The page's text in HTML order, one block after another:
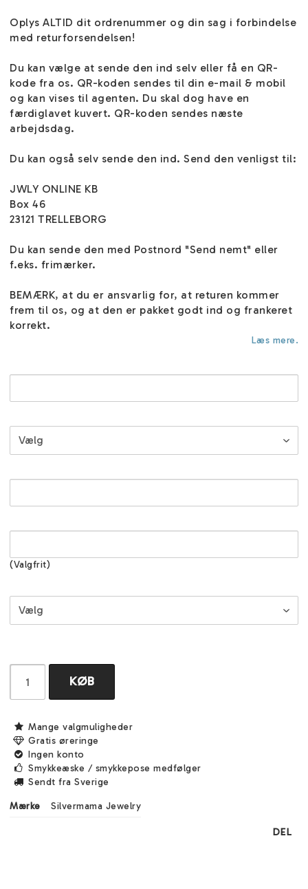
Oplys ALTID dit ordrenummer og din sag i forbindelse
med returforsendelsen!
Du kan vælge at sende den ind selv eller få en QR-
kode fra os. QR-koden sendes til din e-mail & mobil
og kan vises til agenten. Du skal dog have en
færdiglavet kuvert. QR-koden sendes næste
arbejdsdag.
Du kan også selv sende den ind. Send den venligst til:
JWLY ONLINE KB
Box 46
23121 TRELLEBORG
Du kan sende den med Postnord "Send nemt" eller
f.eks. frimærker.
BEMÆRK, at du er ansvarlig for, at returen kommer
frem til os, og at den er pakket godt ind og frankeret
korrekt.
Læs mere.
(Valgfrit)
KØB
Mange valgmuligheder
Gratis øreringe
Ingen konto
Smykkeæske / smykkepose medfølger
Sendt fra Sverige
Mærke Silvermama Jewelry
DEL